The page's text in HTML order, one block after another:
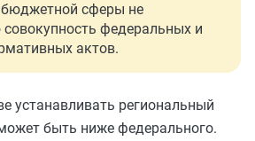
бюджетной сферы не
совокупность федеральных и
актов.
устанавливать региональный
быть ниже федерального.